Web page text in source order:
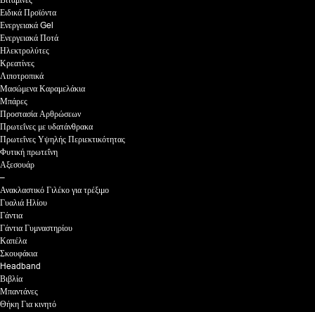
Ειδικά Προϊόντα
Ενεργειακά Gel
Ενεργειακά Ποτά
Ηλεκτρολύτες
Κρεατίνες
Λιποτροπικά
Μασώμενα Καραμελάκια
Μπάρες
Προστασία Αρθρώσεων
Πρωτεΐνες με υδατάνθρακα
Πρωτεΐνες Υψηλής Περιεκτικότητας
Φυτική πρωτεΐνη
Αξεσουάρ
–
Ανακλαστικό Γιλέκο για τρέξιμο
Γυαλιά Ηλίου
Γάντια
Γάντια Γυμναστηρίου
Καπέλα
Σκουφάκια
Headband
Βιβλία
Μπαντάνες
Θήκη Για κινητό